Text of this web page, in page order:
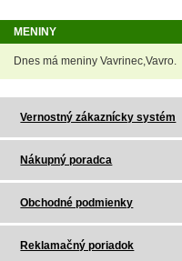
MENINY
Dnes má meniny Vavrinec,Vavro.
Vernostný zákaznícky systém
Nákupný poradca
Obchodné podmienky
Reklamačný poriadok